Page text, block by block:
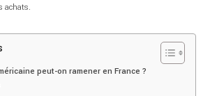
achats.
peut-on ramener en France ?